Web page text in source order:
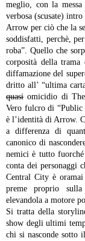
meglio, con la
verbosa (scusate)
Arrow per ciò che la
soddisfatti, perchè,
roba”. Quello che
corposità della
diffamazione del
dritto all’ “ultima
quasi omicidio di
Vero fulcro di “Public
è l’identità di Arrow.
a differenza di
canonico di
nemici è tutto
conta dei personaggi
Central City è
preme proprio
elevandola a motore
Si tratta della
show degli ultimi
chi si nasconde sotto